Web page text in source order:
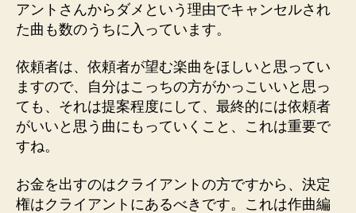
アントさんからダメという理由でキャンセルされ
た曲も数のうちに入っています。
依頼者は、依頼者が望む楽曲をほしいと思ってい
ますので、自分はこっちの方がかっこいいと思っ
ても、それは提案程度にして、最終的には依頼者
がいいと思う曲にもっていくこと、これは重要で
すね。
お金を出すのはクライアントの方ですから、決定
権はクライアントにあるべきです。これは作曲編